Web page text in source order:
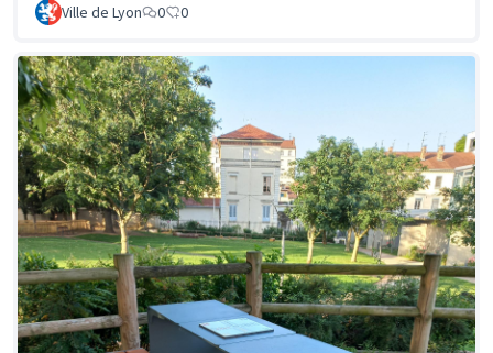
Ville de Lyon 0 0